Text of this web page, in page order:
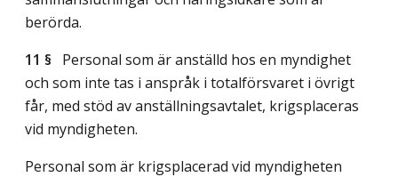
berörda.
11 § Personal som är anställd hos en myndighet
och som inte tas i anspråk i totalförsvaret i övrigt
får, med stöd av anställningsavtalet, krigsplaceras
vid myndigheten.
Personal som är krigsplacerad vid myndigheten